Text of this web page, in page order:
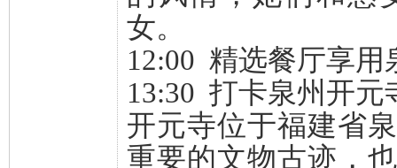
女。
12:00 精选餐厅享用
13:30 打卡泉州开
开元寺位于福建省
重要的文物古迹，